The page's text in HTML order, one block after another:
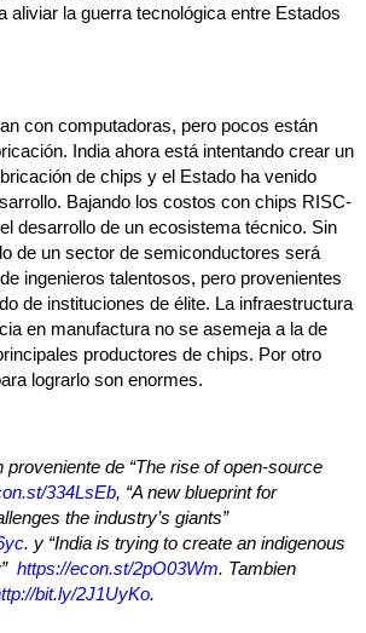
aliviar la guerra tecnológica entre Estados
con computadoras, pero pocos están
India ahora está intentando crear un
de chips y el Estado ha venido
Bajando los costos con chips RISC-
desarrollo de un ecosistema técnico. Sin
de un sector de semiconductores será
ingenieros talentosos, pero provenientes
de instituciones de élite. La infraestructura
en manufactura no se asemeja a la de
productores de chips. Por otro
lograrlo son enormes.
proveniente de “The rise of open-source
334LsEb, “A new blueprint for
the industry’s giants”
. y “India is trying to create an indigenous
https://econ.st/2pO03Wm. Tambien
bit.ly/2J1UyKo.